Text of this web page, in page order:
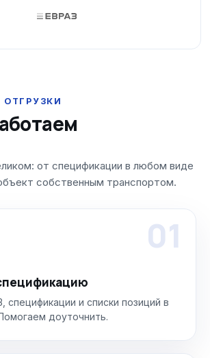
от спецификации в любом виде
собственным транспортом.
01
спецификации и списки позиций в
доуточнить.